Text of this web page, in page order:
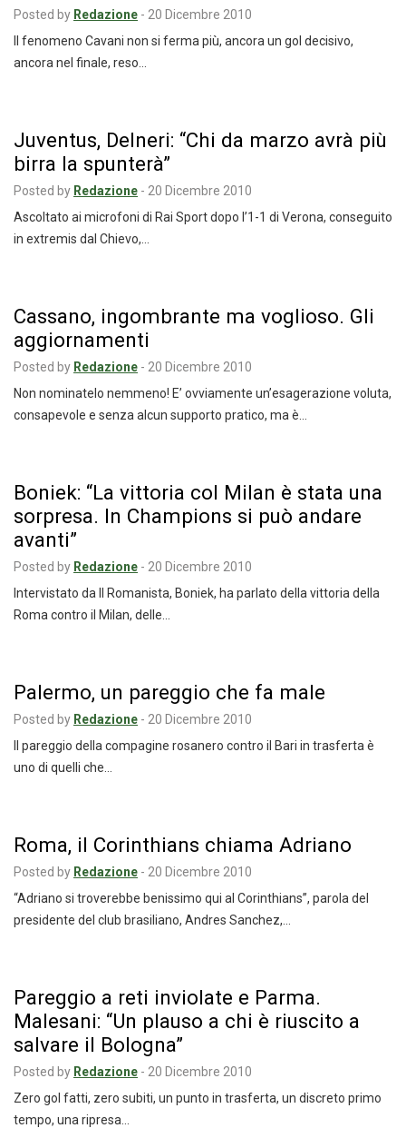
Posted by Redazione - 20 Dicembre 2010
Il fenomeno Cavani non si ferma più, ancora un gol decisivo,
ancora nel finale, reso…
Juventus, Delneri: “Chi da marzo avrà più
birra la spunterà”
Posted by Redazione - 20 Dicembre 2010
Ascoltato ai microfoni di Rai Sport dopo l’1-1 di Verona, conseguito
in extremis dal Chievo,…
Cassano, ingombrante ma voglioso. Gli
aggiornamenti
Posted by Redazione - 20 Dicembre 2010
Non nominatelo nemmeno! E’ ovviamente un’esagerazione voluta,
consapevole e senza alcun supporto pratico, ma è…
Boniek: “La vittoria col Milan è stata una
sorpresa. In Champions si può andare
avanti”
Posted by Redazione - 20 Dicembre 2010
Intervistato da Il Romanista, Boniek, ha parlato della vittoria della
Roma contro il Milan, delle…
Palermo, un pareggio che fa male
Posted by Redazione - 20 Dicembre 2010
Il pareggio della compagine rosanero contro il Bari in trasferta è
uno di quelli che…
Roma, il Corinthians chiama Adriano
Posted by Redazione - 20 Dicembre 2010
“Adriano si troverebbe benissimo qui al Corinthians”, parola del
presidente del club brasiliano, Andres Sanchez,…
Pareggio a reti inviolate e Parma.
Malesani: “Un plauso a chi è riuscito a
salvare il Bologna”
Posted by Redazione - 20 Dicembre 2010
Zero gol fatti, zero subiti, un punto in trasferta, un discreto primo
tempo, una ripresa…